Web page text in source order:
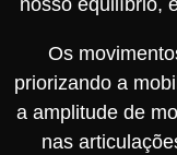
nosso equilíbrio,
Os
priorizando a
a amplitude de
nas